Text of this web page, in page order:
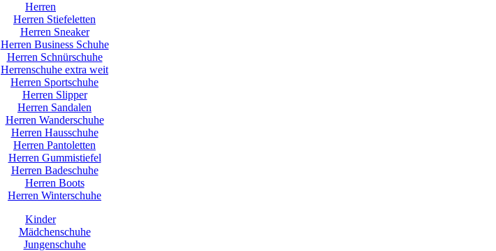
Herren
Herren Stiefeletten
Herren Sneaker
Herren Business Schuhe
Herren Schnürschuhe
Herrenschuhe extra weit
Herren Sportschuhe
Herren Slipper
Herren Sandalen
Herren Wanderschuhe
Herren Hausschuhe
Herren Pantoletten
Herren Gummistiefel
Herren Badeschuhe
Herren Boots
Herren Winterschuhe
Kinder
Mädchenschuhe
Jungenschuhe